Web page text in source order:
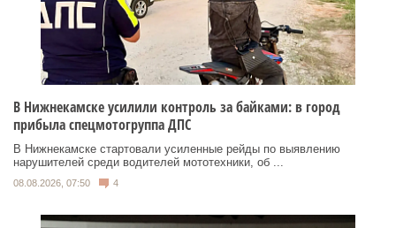
В Нижнекамске усилили контроль за байками: в город
прибыла спецмотогруппа ДПС
В Нижнекамске стартовали усиленные рейды по выявлению
нарушителей среди водителей мототехники, об ...
08.08.2026, 07:50 4